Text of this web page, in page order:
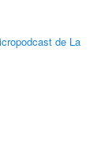
de La